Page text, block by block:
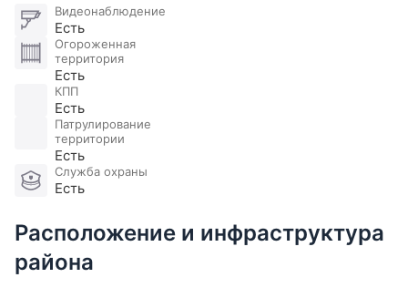
3 этаж: бильярдная, спортзал.
Видеонаблюдение
Есть
Огороженная
территория
Есть
КПП
Есть
Патрулирование
территории
Есть
Служба охраны
Есть
Расположение и инфраструктура
района